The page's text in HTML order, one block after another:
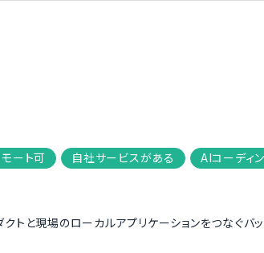
モート可 自社サービスがある AIコーディ
トと現場のローカルアプリケーションをつなぐバッ